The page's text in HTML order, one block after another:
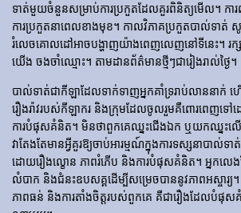
ទាត់មួយចំនួនសម្រាប់ការប្រកួតដែលគួរពិនិត្យមើល។ កា
ការប្រកួតនាពេលខាងមុខ។ កាលវិភាគប្រកួតបាល់ទាត់ សូ
រំលេចគោលដៅអាចបង្ហាញយ៉ាងពេញលេញនៅទីនេះ។ រក្
យើង ចងចាំឈ្មោះ។ តាមដានព័ត៌មានថ្មីៗជារៀងរាល់ថ្ងៃ។
បាល់ទាត់​ជា​កីឡា​ដែល​ទាក់​ទាញ​អ្នក​គាំទ្រ​រាប់​លាន​នាក់
រឿងរ៉ាវ​របស់​កីឡាករ និង​ក្រុម​ដែល​ចូលរួម​គឺ​ពោរពេញ​ទៅ​ដ
ការ​បំផុស​គំនិត។ មិនថាពួកគេឈ្នះជើងឯក ឬយកឈ្នះលើ
វាតែងតែមានអ្វីគួរឱ្យចាប់អារម្មណ៍ក្នុងការទស្សនាបាល់
ដោយ​រឿង​ល្ខោន ភាព​រំភើប និង​ការ​បំផុស​គំនិត។ អ្នកលេង
លំបាក និងជំនះឧបសគ្គដើម្បីសម្រេចបាននូវភាពអស្ចារ្យ។
ភាពធន់ និងការតាំងចិត្តរបស់ពួកគេ គឺជារឿងដែលបំផុ